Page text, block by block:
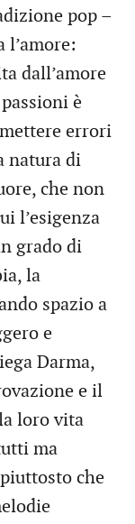
pop –
l’amore:
dall’amore
è
errori
natura di
che non
l’esigenza
grado di
la
spazio a
e
Darma,
e il
loro vita
ma
che